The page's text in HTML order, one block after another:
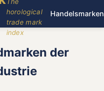
horological
trade mark
index
Handelsmarken
der